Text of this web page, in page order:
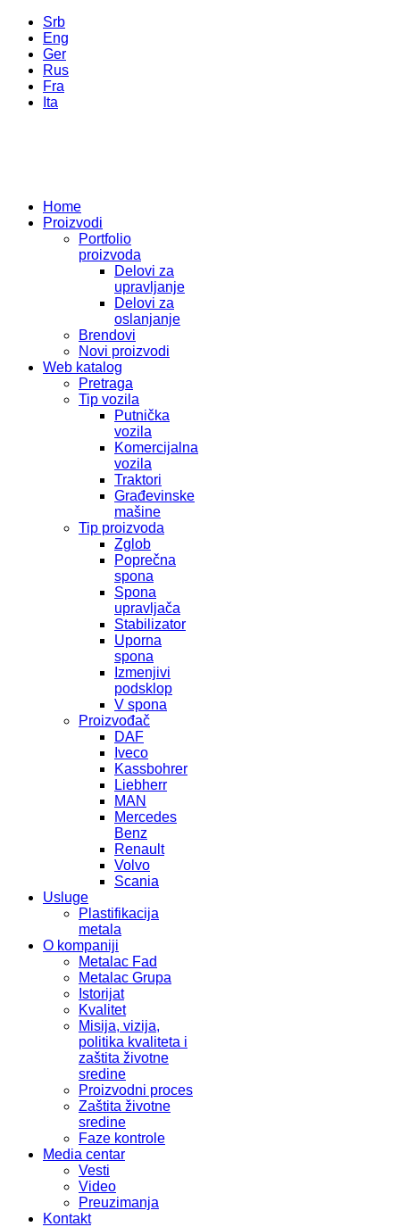
Srb
Eng
Ger
Rus
Fra
Ita
Home
Proizvodi
Portfolio
proizvoda
Delovi za
upravljanje
Delovi za
oslanjanje
Brendovi
Novi proizvodi
Web katalog
Pretraga
Tip vozila
Putnička
vozila
Komercijalna
vozila
Traktori
Građevinske
mašine
Tip proizvoda
Zglob
Poprečna
spona
Spona
upravljača
Stabilizator
Uporna
spona
Izmenjivi
podsklop
V spona
Proizvođač
DAF
Iveco
Kassbohrer
Liebherr
MAN
Mercedes
Benz
Renault
Volvo
Scania
Usluge
Plastifikacija
metala
O kompaniji
Metalac Fad
Metalac Grupa
Istorijat
Kvalitet
Misija, vizija,
politika kvaliteta i
zaštita životne
sredine
Proizvodni proces
Zaštita životne
sredine
Faze kontrole
Media centar
Vesti
Video
Preuzimanja
Kontakt